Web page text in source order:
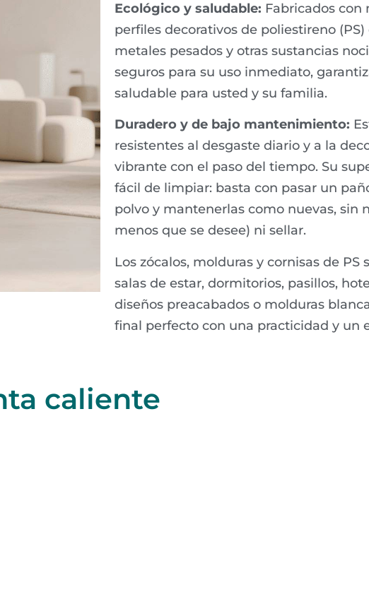
Ecológico y saludable: Fabricados con
perfiles decorativos de poliestireno
metales pesados ​​y otras sustancias
seguros para su uso inmediato,
saludable para usted y su familia.
Duradero y de bajo mantenimiento:
resistentes al desgaste diario y a la
vibrante con el paso del tiempo. Su
fácil de limpiar: basta con pasar un
polvo y mantenerlas como nuevas, sin
menos que se desee) ni sellar.
Los zócalos, molduras y cornisas de
salas de estar, dormitorios, pasillos,
diseños preacabados o molduras
final perfecto con una practicidad y un
caliente